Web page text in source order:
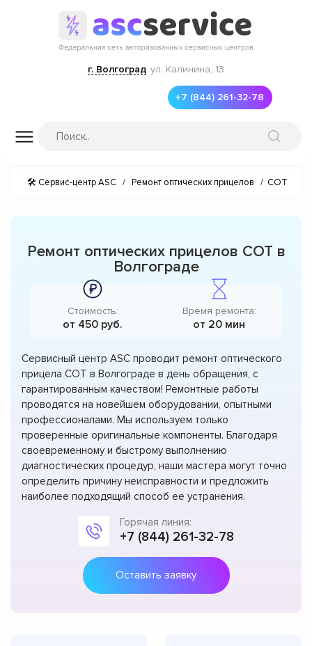
г. Волгоград ул. Калинина, 13
+7 (844) 261-32-78
🛠 Сервис-центр ASC / Ремонт оптических прицелов / СОТ
Ремонт оптических прицелов СОТ в
Волгограде
Стоимость:
от 450 руб.
Время ремонта:
от 20 мин
Сервисный центр ASC проводит ремонт оптического
прицела СОТ в Волгограде в день обращения, с
гарантированным качеством! Ремонтные работы
проводятся на новейшем оборудовании, опытными
профессионалами. Мы используем только
проверенные оригинальные компоненты. Благодаря
своевременному и быстрому выполнению
диагностических процедур, наши мастера могут точно
определить причину неисправности и предложить
наиболее подходящий способ ее устранения.
Горячая линия:
+7 (844) 261-32-78
Оставить заявку